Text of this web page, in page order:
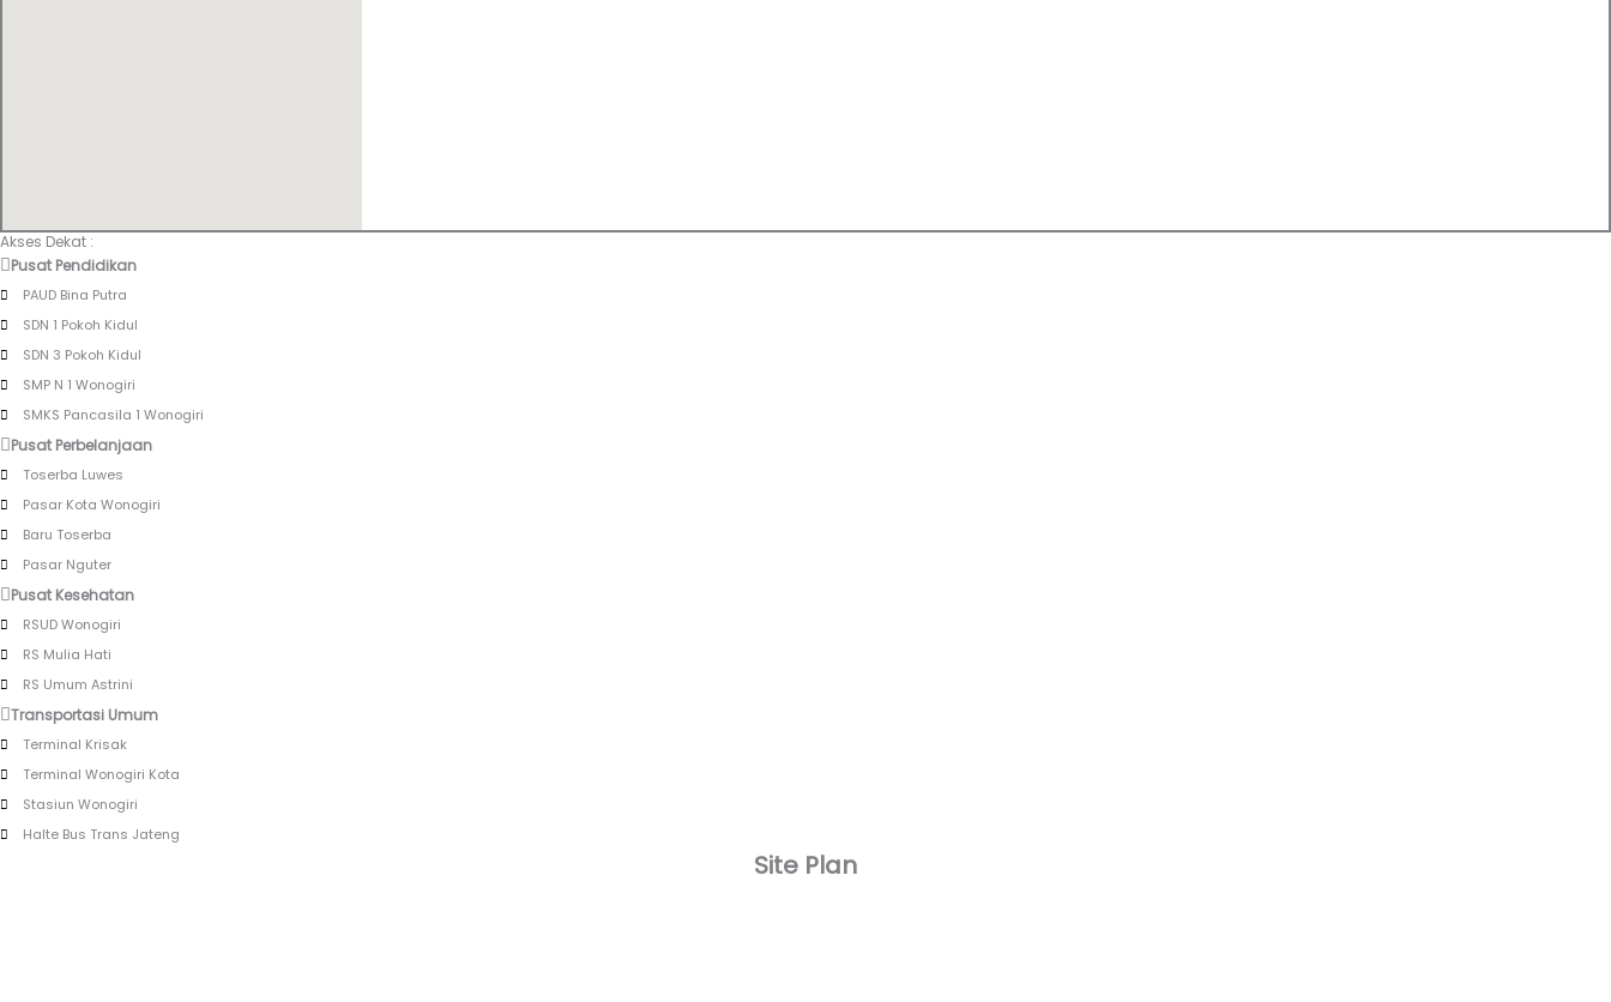
Akses Dekat :
Pusat Pendidikan
PAUD Bina Putra
SDN 1 Pokoh Kidul
SDN 3 Pokoh Kidul
SMP N 1 Wonogiri
SMKS Pancasila 1 Wonogiri
Pusat Perbelanjaan
Toserba Luwes
Pasar Kota Wonogiri
Baru Toserba
Pasar Nguter
Pusat Kesehatan
RSUD Wonogiri
RS Mulia Hati
RS Umum Astrini
Transportasi Umum
Terminal Krisak
Terminal Wonogiri Kota
Stasiun Wonogiri
Halte Bus Trans Jateng
Site Plan